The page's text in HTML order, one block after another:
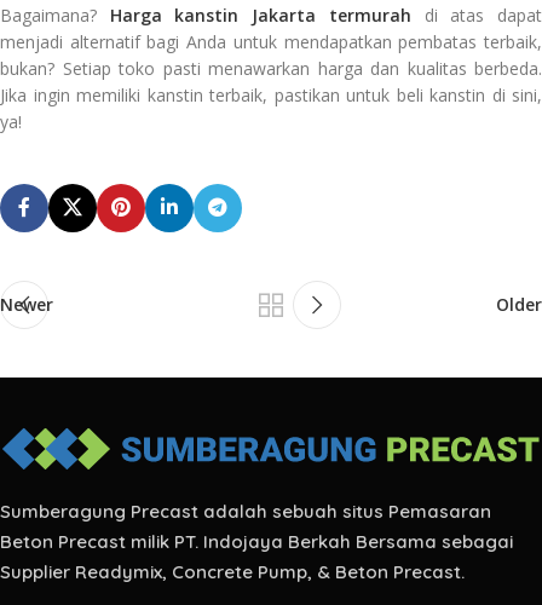
Bagaimana? Harga kanstin Jakarta termurah di atas dapat
menjadi alternatif bagi Anda untuk mendapatkan pembatas terbaik,
bukan? Setiap toko pasti menawarkan harga dan kualitas berbeda.
Jika ingin memiliki kanstin terbaik, pastikan untuk beli kanstin di sini,
ya!
Newer Older
Sumberagung Precast adalah sebuah situs Pemasaran
Beton Precast milik PT. Indojaya Berkah Bersama sebagai
Supplier Readymix, Concrete Pump, & Beton Precast.